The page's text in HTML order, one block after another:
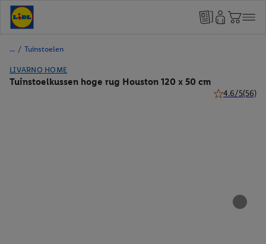
/ Tuinstoelen
LIVARNO HOME
Tuinstoelkussen hoge rug Houston 120 x 50 cm
4.6/5(56)